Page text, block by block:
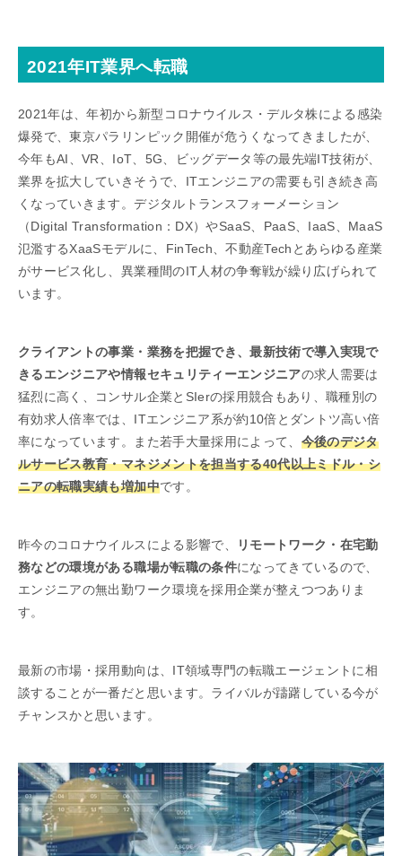
2021年IT業界へ転職
2021年は、年初から新型コロナウイルス・デルタ株による感染
爆発で、東京パラリンピック開催が危うくなってきましたが、
今年もAI、VR、IoT、5G、ビッグデータ等の最先端IT技術が、
業界を拡大していきそうで、ITエンジニアの需要も引き続き高
くなっていきます。デジタルトランスフォーメーション
（Digital Transformation：DX）やSaaS、PaaS、IaaS、MaaS
氾濫するXaaSモデルに、FinTech、不動産Techとあらゆる産業
がサービス化し、異業種間のIT人材の争奪戦が繰り広げられて
います。
クライアントの事業・業務を把握でき、最新技術で導入実現で
きるエンジニアや情報セキュリティーエンジニアの求人需要は
猛烈に高く、コンサル企業とSIerの採用競合もあり、職種別の
有効求人倍率では、ITエンジニア系が約10倍とダントツ高い倍
率になっています。また若手大量採用によって、 今後のデジタ
ルサービス教育・マネジメントを担当する40代以上ミドル・シ
ニアの転職実績も増加中です。
昨今のコロナウイルスによる影響で、
リモートワーク・在宅勤
務などの環境がある職場が転職の条件になってきているので、
エンジニアの無出勤ワーク環境を採用企業が整えつつありま
す。
最新の市場・採用動向は、IT領域専門の転職エージェントに相
談することが一番だと思います。ライバルが躊躇している今が
チャンスかと思います。